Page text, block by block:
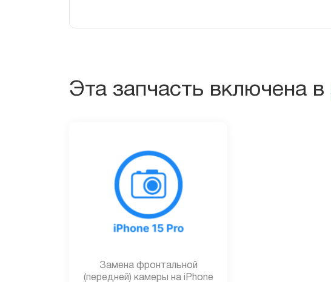
Эта запчасть включена в
Замена фронтальной
(передней) камеры на iPhone